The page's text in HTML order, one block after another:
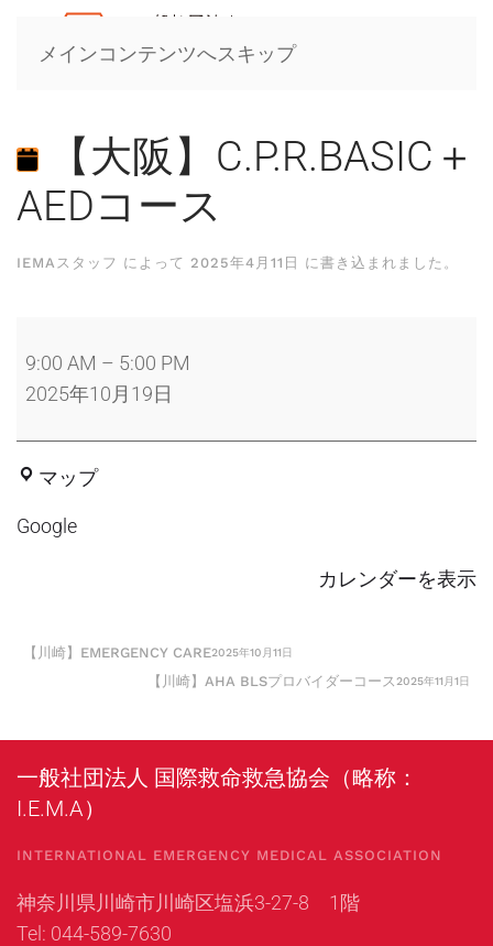
メインコンテンツへスキップ
【大阪】C.P.R.BASIC＋
AEDコース
IEMAスタッフ によって 2025年4月11日 に書き込まれました。
阪】
C.P.R.BASIC
コ
ー
9:00 AM – 5:00 PM
2025年10月19日
マップ大
区
Google
カレンダーを表示
【川崎】EMERGENCY CARE2025年10月11日
【川崎】AHA BLSプロバイダーコース2025年11月1日
一般社団法人 国際救命救急協会（略称：
I.E.M.A）
INTERNATIONAL EMERGENCY MEDICAL ASSOCIATION
神奈川県川崎市川崎区塩浜3-27-8 1階
Tel: 044-589-7630